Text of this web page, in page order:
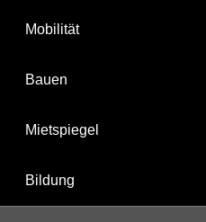
Mobilität
Bauen
Mietspiegel
Bildung